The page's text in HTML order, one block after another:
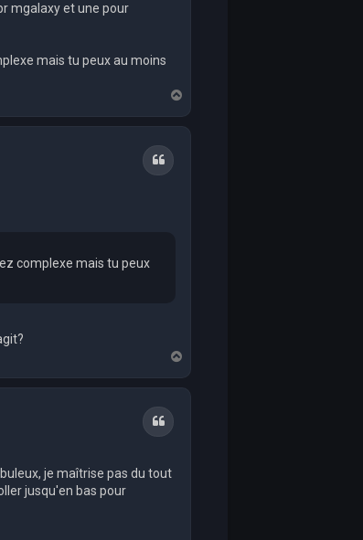
mgalaxy et une pour
mais tu peux au moins
o
p
Quote
complexe mais tu peux
o
Quote
je maîtrise pas du tout
jusqu'en bas pour